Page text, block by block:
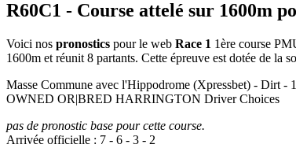
R60C1 - Course attelé sur 1600m
Voici nos pronostics pour le web Race 1 1ère course
1600m et réunit 8 partants. Cette épreuve est dotée de la
Masse Commune avec l'Hippodrome (Xpressbet) -
OWNED OR|BRED HARRINGTON Driver Choices
pas de pronostic base pour cette course.
Arrivée officielle : 7 - 6 - 3 - 2